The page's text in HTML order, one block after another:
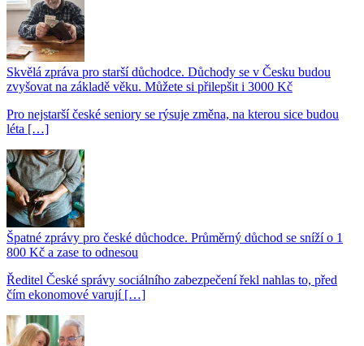
Skvělá zpráva pro starší důchodce. Důchody se v Česku budou
zvyšovat na základě věku. Můžete si přilepšit i 3000 Kč
Pro nejstarší české seniory se rýsuje změna, na kterou sice budou
léta […]
Špatné zprávy pro české důchodce. Průměrný důchod se sníží o 1
800 Kč a zase to odnesou
Ředitel České správy sociálního zabezpečení řekl nahlas to, před
čím ekonomové varují […]